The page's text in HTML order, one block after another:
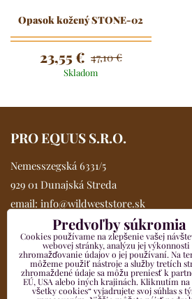
Opasok kožený STONE-02
23,55 € 47,10 €
Skladom
PRO EQUUS S.R.O.
Nemesszegská 6331/5
929 01 Dunajská Streda
email: info@wildweststore.sk
0902 705 517
Kompletné údaje >>
VŠETKO O NÁKUPE
Obchodné podmienky
Predvoľby súkromia
Cookies používame na zlepšenie vašej
webovej stránky, analýzu jej výkonnosti
zhromažďovanie údajov o jej používaní. Na
môžeme použiť nástroje a služby tretích
zhromaždené údaje sa môžu preniesť k
EÚ, USA alebo iných krajinách. Kliknutím na
všetky cookies“ vyjadrujete svoj súhlas s